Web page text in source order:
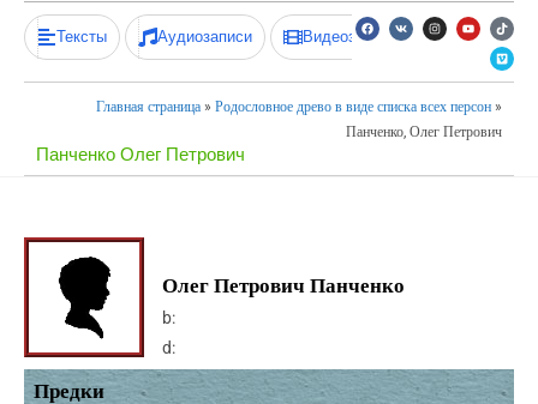
Тексты Аудиозаписи Видеозаписи
Главная страница » Родословное древо в виде списка всех персон »
Панченко, Олег Петрович
Панченко Олег Петрович
Олег Петрович Панченко
b:
d:
Предки